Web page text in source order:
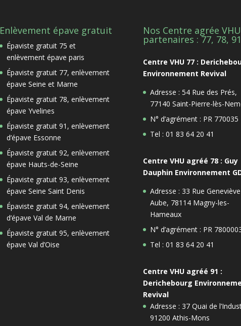
Enlèvement épave gratuit
Épaviste gratuit 75 et
enlèvement épave paris
Épaviste gratuit 77, enlèvement
épave Seine et Marne
Épaviste gratuit 78, enlèvement
épave Yvelines
Épaviste gratuit 91, enlèvement
d’épave Essonne
Épaviste gratuit 92, enlèvement
épave Hauts-de-Seine
Épaviste gratuit 93, enlèvement
épave Seine Saint Denis
Épaviste gratuit 94, enlèvement
d’épave Val de Marne
Épaviste gratuit 95, enlèvement
épave Val d’Oise
Nos Centre agrée VHU
partenaires : 77, 78, 91
Centre VHU 77 :
Environnement Revival
Adresse : 54 Rue des Prés,
77140 Saint-Pierre-lès-
N° d’agrément : PR 770035
Tel : 01 83 64 20 41
Centre VHU agréé 78 : Guy
Dauphin Environnement
Adresse : 33 Rue Geneviève
Aube, 78114 Magny-les-
Hameaux
N° d’agrément : PR
Tel : 01 83 64 20 41
Centre VHU agréé 91 :
Derichebourg
Revival
Adresse : 37 Quai de
91200 Athis-Mons